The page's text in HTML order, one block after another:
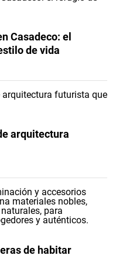
Casadeco: el
de vida
arquitectura
de habitar